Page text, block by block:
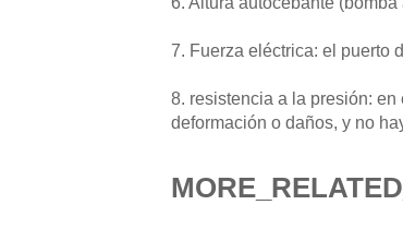
7. Fuerza eléctrica: el puerto
8. resistencia a la presión:
deformación o daños, y no